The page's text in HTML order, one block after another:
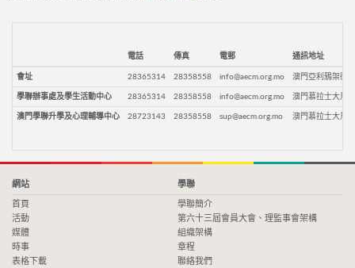
電話 傳真 電郵 通訊地址
會址 28365314 28358558 info@aecm.org.mo 澳門亞利鴉架街9
學聯辦事處及學生活動中心 28365314 28358558 info@aecm.org.mo 澳門慕拉士大馬
澳門學聯升學及心理輔導中心 28723143 28358558 sup@aecm.org.mo 澳門慕拉士大馬
網站
首頁
活動
媒體
時事
表格下載
學聯
學聯簡介
第六十三屆會員大會、理監事會架構
組織架構
章程
聯絡我們